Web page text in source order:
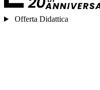
Offerta Didattica